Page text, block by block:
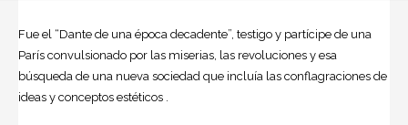
Fue el “Dante de una época decadente”, testigo y partícipe de una
París convulsionado por las miserias, las revoluciones y esa
búsqueda de una nueva sociedad que incluía las conflagraciones de
ideas y conceptos estéticos .